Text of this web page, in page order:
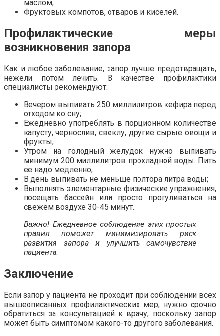
маслом;
Фруктовых компотов, отваров и киселей.
Профилактические меры
возникновения запора
Как и любое заболевание, запор лучше предотвращать,
нежели потом лечить. В качестве профилактики
специалисты рекомендуют:
Вечером выпивать 250 миллилитров кефира перед
отходом ко сну;
Ежедневно употреблять в порционном количестве
капусту, чернослив, свеклу, другие сырые овощи и
фрукты;
Утром на голодный желудок нужно выпивать
минимум 200 миллилитров прохладной воды. Пить
ее надо медленно;
В день выпивать не меньше полтора литра воды;
Выполнять элементарные физические упражнения,
посещать бассейн или просто прогуливаться на
свежем воздухе 30-45 минут.
Важно! Ежедневное соблюдение этих простых
правил поможет минимизировать риск
развития запора и улучшить самочувствие
пациента.
Заключение
Если запор у пациента не проходит при соблюдении всех
вышеописанных профилактических мер, нужно срочно
обратиться за консультацией к врачу, поскольку запор
может быть симптомом какого-то другого заболевания.